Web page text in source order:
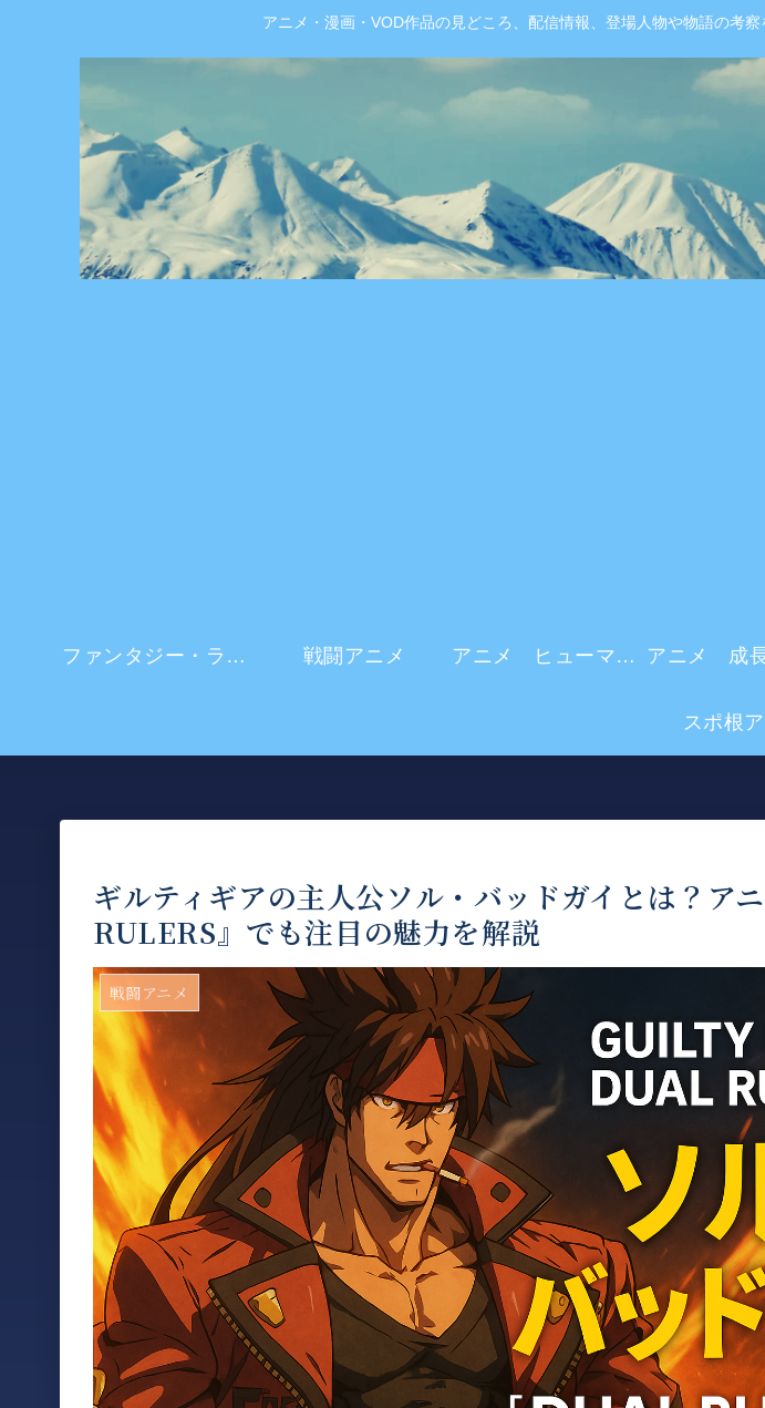
アニメ・漫画・VOD作品の見どころ、配信情報、登場人物や物語の考
ファンタジー・ラブコメ 戦闘アニメ アニメ ヒューマンドラマ
スポ根
ギルティギアの主人公ソル・バッドガイとは？ア
RULERS』でも注目の魅力を解説
戦闘アニメ